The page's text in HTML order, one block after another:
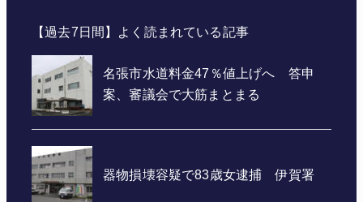
【過去7日間】よく読まれている記事